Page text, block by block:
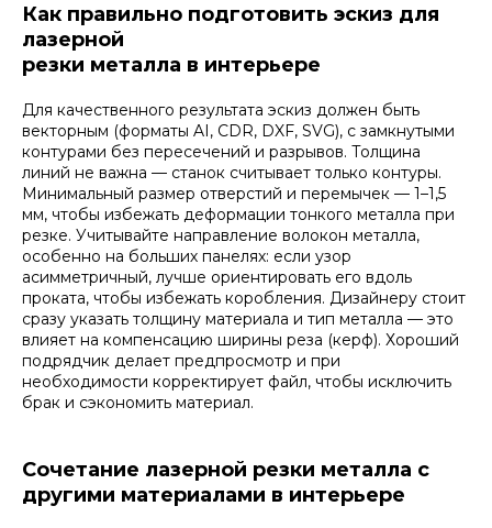
Как правильно подготовить эскиз для
лазерной
резки металла в интерьере
Для качественного результата эскиз должен быть
векторным (форматы AI, CDR, DXF, SVG), с замкнутыми
контурами без пересечений и разрывов. Толщина
линий не важна — станок считывает только контуры.
Минимальный размер отверстий и перемычек — 1–1,5
мм, чтобы избежать деформации тонкого металла при
резке. Учитывайте направление волокон металла,
особенно на больших панелях: если узор
асимметричный, лучше ориентировать его вдоль
проката, чтобы избежать коробления. Дизайнеру стоит
сразу указать толщину материала и тип металла — это
влияет на компенсацию ширины реза (керф). Хороший
подрядчик делает предпросмотр и при
необходимости корректирует файл, чтобы исключить
брак и сэкономить материал.
Сочетание лазерной резки металла с
другими материалами в интерьере